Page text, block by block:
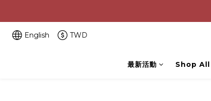
English TWD
最新活動 Shop All